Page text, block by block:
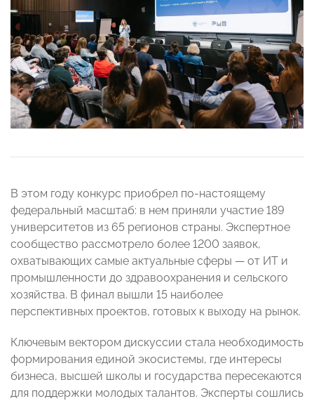
В этом году конкурс приобрел по-настоящему
федеральный масштаб: в нем приняли участие 189
университетов из 65 регионов страны. Экспертное
сообщество рассмотрело более 1200 заявок,
охватывающих самые актуальные сферы — от ИТ и
промышленности до здравоохранения и сельского
хозяйства. В финал вышли 15 наиболее
перспективных проектов, готовых к выходу на рынок.
Ключевым вектором дискуссии стала необходимость
формирования единой экосистемы, где интересы
бизнеса, высшей школы и государства пересекаются
для поддержки молодых талантов. Эксперты сошлись